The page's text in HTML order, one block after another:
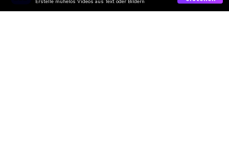
Erstelle mühelos Videos aus Text oder Bildern